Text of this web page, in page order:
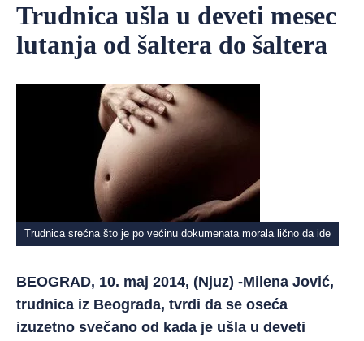
Trudnica ušla u deveti mesec
lutanja od šaltera do šaltera
Trudnica srećna što je po većinu dokumenata morala lično da ide
BEOGRAD, 10. maj 2014, (Njuz) -Milena Jović,
trudnica iz Beograda, tvrdi da se oseća
izuzetno svečano od kada je ušla u deveti